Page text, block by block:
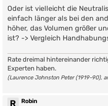
Oder ist vielleicht die
einfach länger als bei den
höher, das Volumen größer
ist? -> Vergleich
Rate dreimal hintereinander
Experten haben.
(Laurence Johnston Peter (1919-90),
R Robin